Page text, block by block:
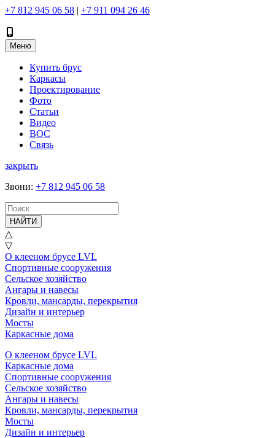
+7 812 945 06 58 | +7 911 094 26 46
Меню
Купить брус
Каркасы
Проектирование
Фото
Статьи
Видео
ВОС
Связь
закрыть
Звони: +7 812 945 06 58
НАЙТИ
△
▽
О клееном брусе LVL
Спортивные сооружения
Сельское хозяйство
Ангары и навесы
Кровли, мансарды, перекрытия
Дизайн и интерьер
Мосты
Каркасные дома
О клееном брусе LVL
Каркасные дома
Спортивные сооружения
Сельское хозяйство
Ангары и навесы
Кровли, мансарды, перекрытия
Мосты
Дизайн и интерьер